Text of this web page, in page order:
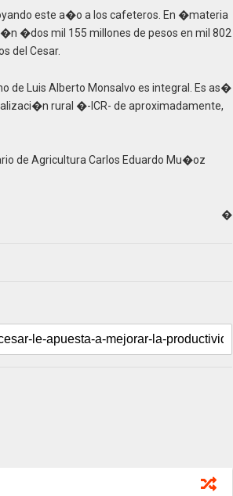
este a�o a los cafeteros. En �materia
�dos mil 155 millones de pesos en mil 802
del Cesar.
de Luis Alberto Monsalvo es integral. Es as�
rural �-ICR- de aproximadamente,
de Agricultura Carlos Eduardo Mu�oz
�